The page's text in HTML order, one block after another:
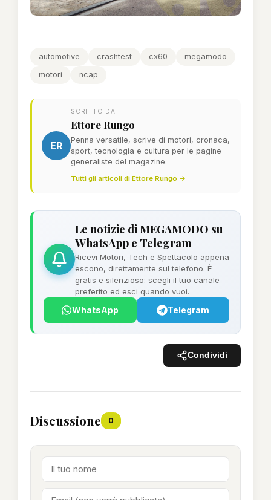
automotive crashtest cx60
megamodo
motori
ncap
ER
SCRITTO DA
Ettore Rungo
Penna versatile, scrive di motori, cronaca,
sport, tecnologia e cultura per le pagine
generaliste del magazine.
Tutti gli articoli di Ettore Rungo →
Le notizie di MEGAMODO su
WhatsApp e Telegram
Ricevi Motori, Tech e Spettacolo appena
escono, direttamente sul telefono. È
gratis e silenzioso: scegli il tuo canale
preferito ed esci quando vuoi.
WhatsApp Telegram
Condividi
Discussione 0